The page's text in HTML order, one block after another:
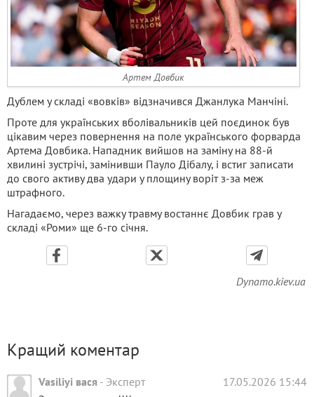
Артем Довбик
Дублем у складі «вовків» відзначився Джанлука Манчіні.
Проте для українських вболівальників цей поєдинок був
цікавим через повернення на поле українського форварда
Артема Довбика. Нападник вийшов на заміну на 88-й
хвилині зустрічі, замінивши Пауло Дібалу, і встиг записати
до свого активу два удари у площину воріт з-за меж
штрафного.
Нагадаємо, через важку травму востаннє Довбик грав у
складі «Роми» ще 6-го січня.
Dynamo.kiev.ua
Кращий коментар
Vasiliyi вася - Эксперт
17.05.2026 15:44